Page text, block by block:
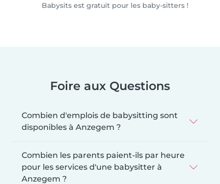
Babysits est gratuit pour les baby-sitters !
Foire aux Questions
Combien d'emplois de babysitting sont
disponibles à Anzegem ?
Combien les parents paient-ils par heure
pour les services d'une babysitter à
Anzegem ?